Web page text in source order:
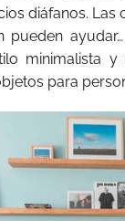
diáfanos.
pueden
minimalista y
para